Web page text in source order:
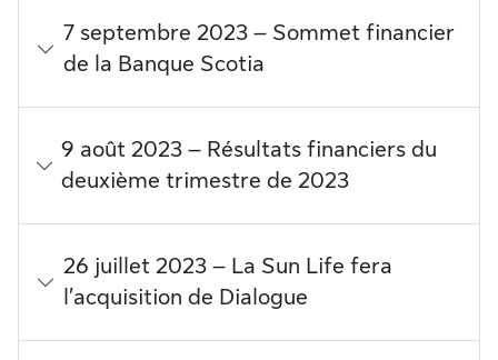
7 septembre 2023 – Sommet financier
de la Banque Scotia
9 août 2023 – Résultats financiers du
deuxième trimestre de 2023
26 juillet 2023 – La Sun Life fera
l’acquisition de Dialogue